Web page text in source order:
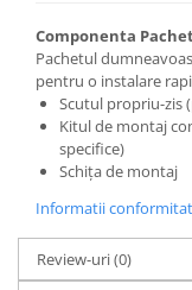
Carlige Xpeng G6
Carlige Xpeng G9
Componenta
Pachetul
pentru o instalare
Scutul propriu-zis
Kitul de montaj
specifice)
Schița de montaj
Informatii
Review-uri(0)